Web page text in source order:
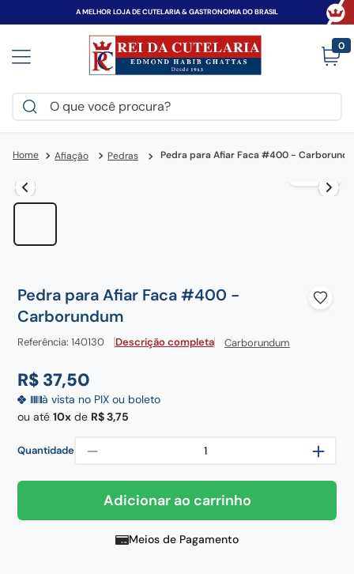
A MELHOR LOJA DE CUTELARIA & GASTRONOMIA DO BRASIL
0
O que você procura?
Afiação Pedras Pedra para Afiar Faca #400 -
Pedra para Afiar Faca #400 -
Carborundum
Referência: 140130 Descrição completa Carborundum
R$ 37,50
à vista no PIX ou boleto
ou até 10 de R$3,75
Quantidade ＋
－
Adicionar ao carrinho
Meios de Pagamento
1º victorinox
2º
4º espada
6 º tramontina
9º pedra
10º chaira